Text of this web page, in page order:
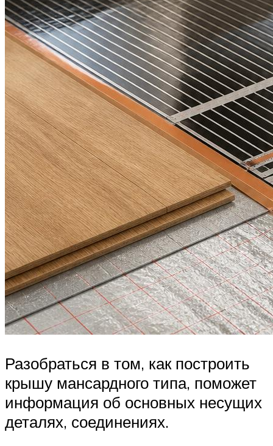
Разобраться в том, как построить
крышу мансардного типа, поможет
информация об основных несущих
деталях, соединениях.